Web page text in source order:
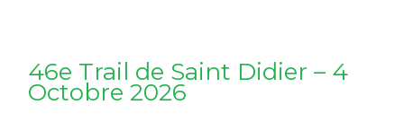
46e Trail de Saint Didier – 4
Octobre 2026